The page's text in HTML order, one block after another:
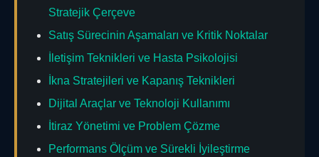
Stratejik Çerçeve
Satış Sürecinin Aşamaları ve Kritik Noktalar
İletişim Teknikleri ve Hasta Psikolojisi
İkna Stratejileri ve Kapanış Teknikleri
Dijital Araçlar ve Teknoloji Kullanımı
İtiraz Yönetimi ve Problem Çözme
Performans Ölçüm ve Sürekli İyileştirme